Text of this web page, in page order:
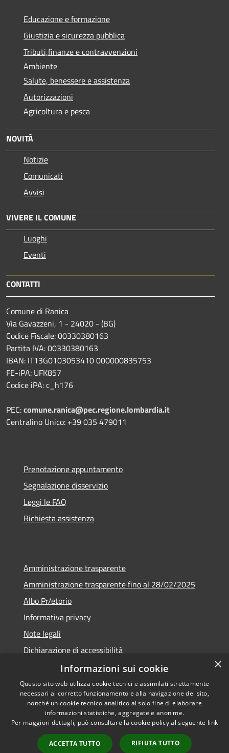
Educazione e formazione
Giustizia e sicurezza pubblica
Tributi,finanze e contravvenzioni
Ambiente
Salute, benessere e assistenza
Autorizzazioni
Agricoltura e pesca
NOVITÀ
Notizie
Comunicati
Avvisi
VIVERE IL COMUNE
Luoghi
Eventi
CONTATTI
Comune di Ranica
Via Gavazzeni, 1 - 24020 - (BG)
Codice Fiscale: 00330380163
Partita IVA: 00330380163
IBAN: IT13G0103053410 000000835753
FE-iPA: UFK857
Codice iPA: c_h176
PEC:comune.ranica@pec.regione.lombardia.it
Centralino Unico: +39 035 479011
Prenotazione appuntamento
Segnalazione disservizio
Leggi le FAQ
Richiesta assistenza
Amministrazione trasparente
Amministrazione trasparente fino al 28/02/2025
Albo Pr/etorio
Informativa privacy
Note legali
Dichiarazione di accessibilità
Obiettivi di accessibilità
RSS
Accessibilità
Copyright © 2026 • Comune di
Municipium•
Accesso
×
Informazioni sui cookie
Questo sito web utilizza cookie tecnici e assimilati strettamente
necessari al corretto funzionamento e alla navigazione del sito,
nonché un cookie tecnico analitico al solo fine di elaborare
informazioni statistiche, aggregate e anonime.
Per maggiori dettagli, può consultare la cookie policy al seguente link
ACCETTA TUTTO RIFIUTA TUTTO